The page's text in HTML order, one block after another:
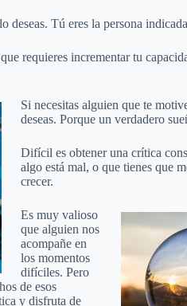
Tú eres la persona
requieres incrementar tu
Si necesitas alguien que te
deseas. Porque un verdadero
Difícil es obtener una crítica
algo está mal, o que tienes que
crecer.
Es muy valioso
que alguien nos
acompañe en
los momentos
difíciles. Pero
de esos
y disfruta de